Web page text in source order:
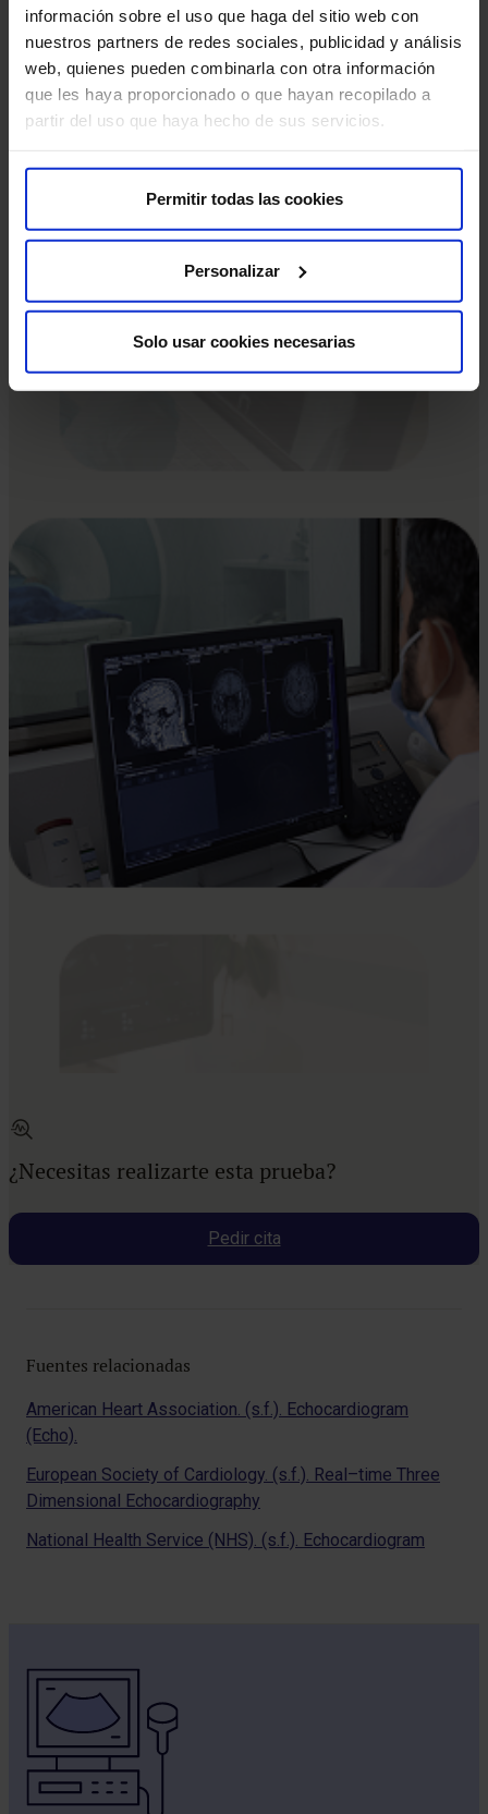
información sobre el uso que haga del sitio web con
nuestros partners de redes sociales, publicidad y análisis
web, quienes pueden combinarla con otra información
que les haya proporcionado o que hayan recopilado a
partir del uso que haya hecho de sus servicios.
Permitir todas las cookies
Personalizar
Solo usar cookies necesarias
que deberás leer y firmar.
Si tu cita es para una Resonancia Magnética (RM), es
crucial que nos informes sobre la presencia de
marcapasos, objetos metálicos, prótesis (incluidas las
medicamentos, como bombas de insulina.
Estas pruebas diagnósticas son muy seguras, pero
como en cualquier procedimiento médico, existe una
mínima posibilidad de incidencia.
¿Necesitas realizarte esta prueba?
Pedir cita
Fuentes relacionadas
American Heart Association. (s.f.). Echocardiogram
(Echo).
European Society of Cardiology. (s.f.). Real–time Three
Dimensional Echocardiography
National Health Service (NHS). (s.f.). Echocardiogram